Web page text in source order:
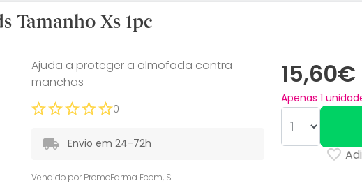
Tamanho Xs 1pc
15,60€
Apenas 1
Ajuda a proteger a almofada contra
manchas
0
Envio em 24-72h
Vendido por PromoFarma Ecom, S.L.